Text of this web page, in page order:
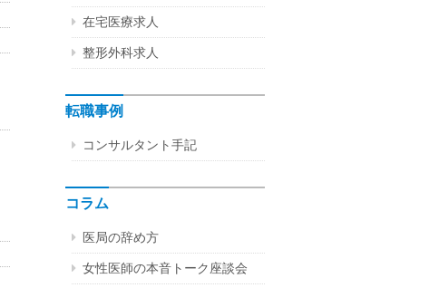
在宅医療求人
整形外科求人
転職事例
コンサルタント手記
コラム
医局の辞め方
女性医師の本音トーク座談会